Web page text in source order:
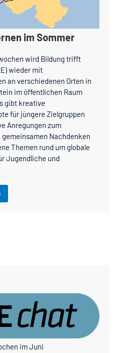
im Sommer
wird Bildung trifft
wieder mit
an verschiedenen Orten in
im öffentlichen Raum
gibt kreative
für jüngere Zielgruppen
Anregungen zum
Nachdenken
Themen rund um globale
Jugendliche und
im Juni